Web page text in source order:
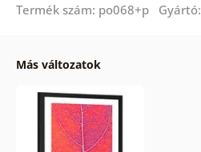
Termék szám: po068+p Gyártó:
Más változatok